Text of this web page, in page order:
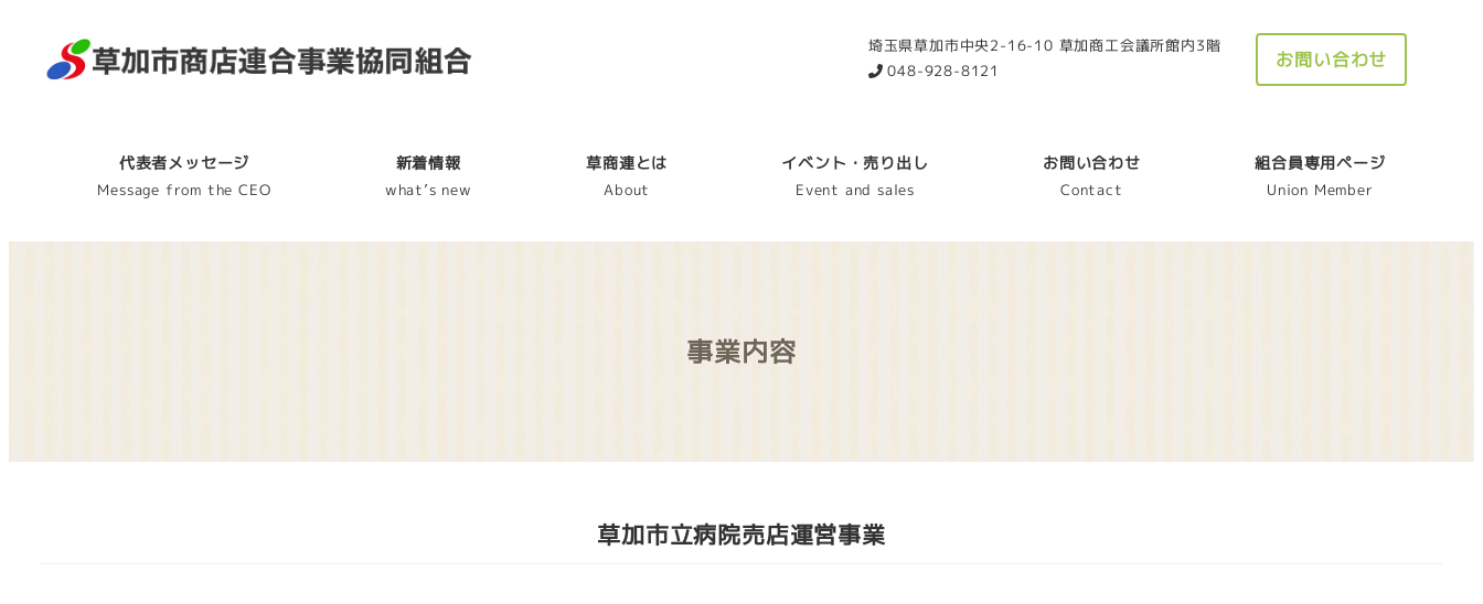
埼玉県草加市中央2-16-10 草加商工会議所館内3階
048-928-8121
お問い合わせ
代表者メッセージ
Message from the CEO
新着情報
what’s new
草商連とは
About
イベント・売り出し
Event and sales
お問い合わせ
Contact
組合員専用ページ
Union Member
事業内容
草加市立病院売店運営事業